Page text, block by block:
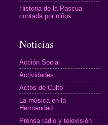
Historia de la Pascua
contada por niños
Noticias
Acción Social
Actividades
Actos de Culto
La música en la
Hermandad
Prensa radio y televisión